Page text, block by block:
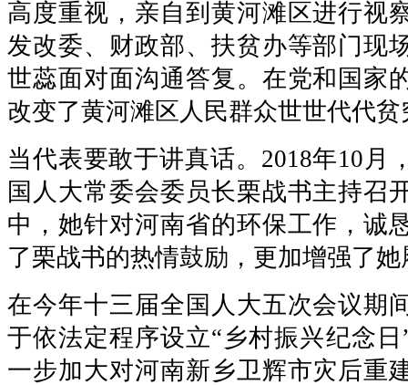
高度重视，亲自到黄河滩区进行视
发改委、财政部、扶贫办等部门现
世蕊面对面沟通答复。在党和国家
改变了黄河滩区人民群众世世代代
当代表要敢于讲真话。2018年10月
国人大常委会委员长栗战书主持召
中，她针对河南省的环保工作，诚
了栗战书的热情鼓励，更加增强了
在今年十三届全国人大五次会议期
于依法定程序设立“乡村振兴纪念
一步加大对河南新乡卫辉市灾后重